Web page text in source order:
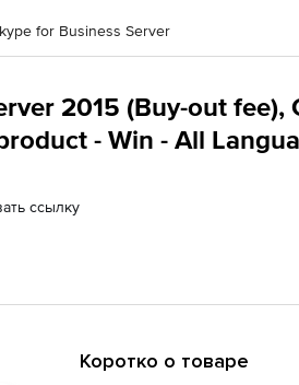
for Business Server
2015 (Buy-out fee),
- Win - All
ссылку
Коротко о товаре